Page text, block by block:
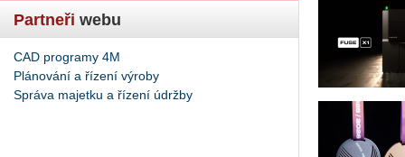
Partneři webu
CAD programy 4M
Plánování a řízení výroby
Správa majetku a řízení údržby